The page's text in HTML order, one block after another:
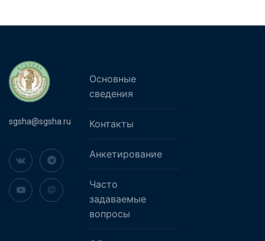
sgsha@sgsha.ru
Основные
сведения
Контакты
Анкетирование
Часто
задаваемые
вопросы